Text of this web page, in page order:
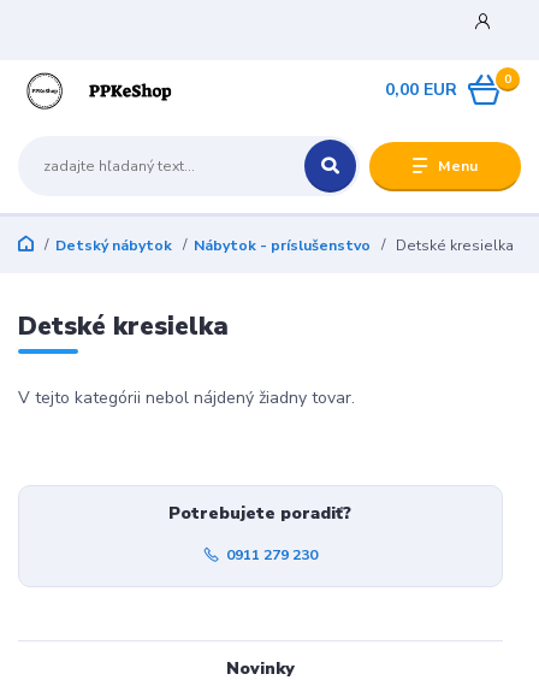
Menu
0
0,00 EUR
Detský nábytok Nábytok - príslušenstvo Detské kresielka
Detské kresielka
V tejto kategórii nebol nájdený žiadny tovar.
Potrebujete poradiť?
0911 279 230
Novinky